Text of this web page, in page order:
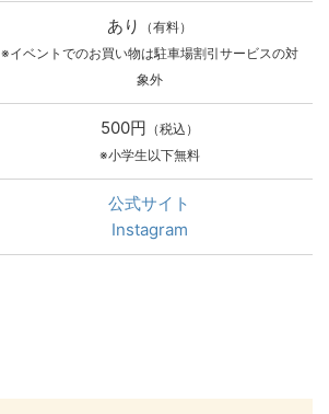
あり
（有料）
※イベントでのお買い物は駐車場割引サービスの対
象外
500円 （税込）
※小学生以下無料
公式サイト
Instagram